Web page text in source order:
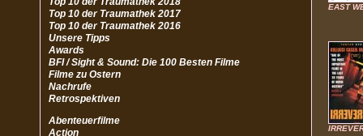
Top 10 der Traumathek 2017
Top 10 der Traumathek 2016
Unsere Tipps
Awards
BFI / Sight & Sound: Die 100 Besten Filme
Filme zu Ostern
Nachrufe
Retrospektiven
Abenteuerfilme
Action
EAST